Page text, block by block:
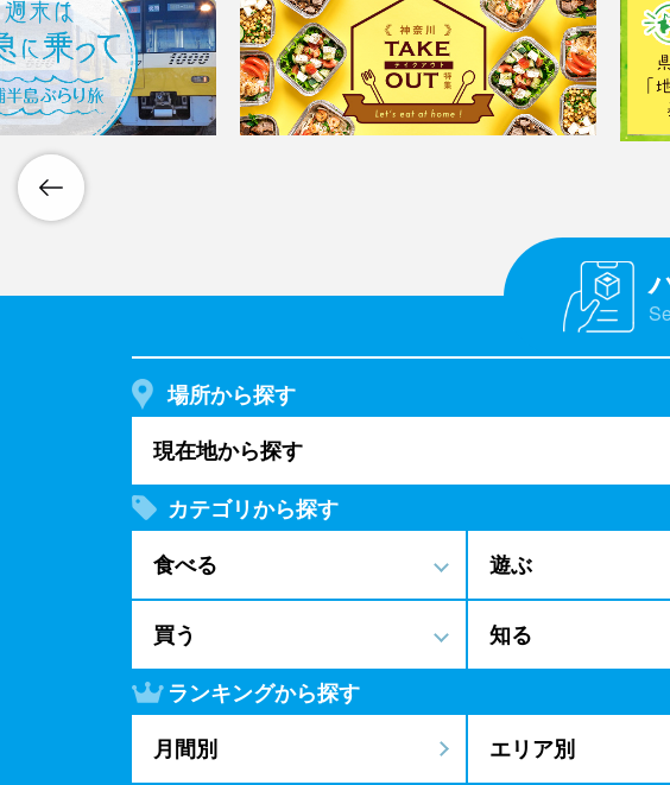
場所から探す
現在地から探す
カテゴリから探す
食べる
遊ぶ
買う 知る
ランキングから探す
月間別
エリア別